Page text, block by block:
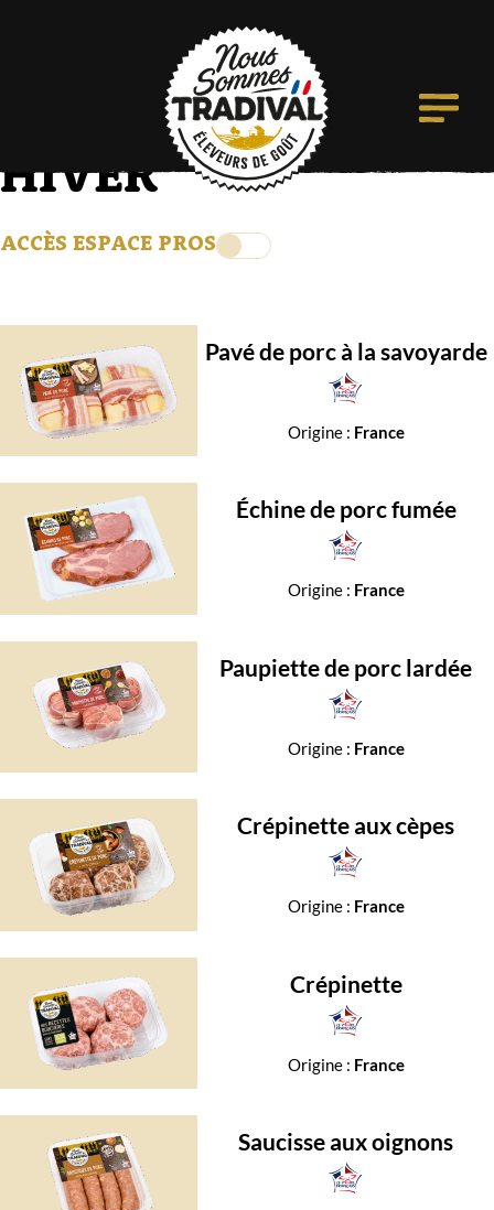
HIVER
ACCÈS ESPACE PROS
Pavé de porc à la savoyarde
Origine : France
Échine de porc fumée
Origine : France
Paupiette de porc lardée
Origine : France
Crépinette aux cèpes
Origine : France
Crépinette
Origine : France
Saucisse aux oignons